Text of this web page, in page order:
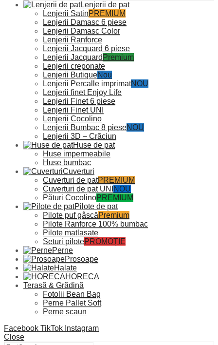
Lenjerii de pat
Lenjerii SatinPREMIUM
Lenjerii Damasc 6 piese
Lenjerii Damasc Color
Lenjerii Ranforce
Lenjerii Jacquard 6 piese
Lenjerii Jacquard Premium
Lenjerii creponate
Lenjerii ButiqueNou
Lenjerii Percalle imprimatNOU
Lenjerii finet Enjoy Life
Lenjerii Finet 6 piese
Lenjerii Finet UNI
Lenjerii Cocolino
Lenjerii Bumbac 8 pieseNOU
Lenjerii 3D – Crăciun
Huse de pat
Huse impermeabile
Huse bumbac
Cuverturi
Cuverturi de patPREMIUM
Cuverturi de pat UNI NOU
Pături CocolinoPREMIUM
Pilote de pat
Pilote puf gâscăPremium
Pilote Ranforce 100% bumbac
Pilote matlasate
Seturi pilotePROMOȚIE
Perne
Prosoape
Halate
HORECA
Terasă & Grădină
Fotolii Bean Bag
Perne Pallet Soft
Perne scaun
Facebook TikTok Instagram
Close